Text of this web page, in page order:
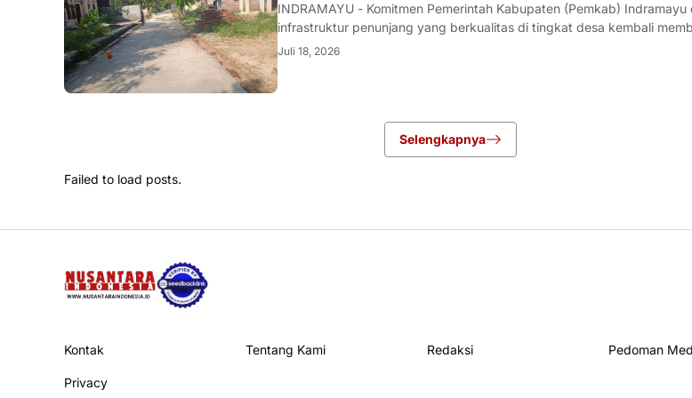
INDRAMAYU - Komitmen Pemerintah Kabupaten (Pemkab)
infrastruktur penunjang yang berkualitas di tingkat desa kembali
nyata. Melalui sinergi yang apik antara pemangku kebijakan dan
Juli 18, 2026
Selengkapnya
Failed to load posts.
Kontak Tentang Kami Redaksi Pedoman
Privacy